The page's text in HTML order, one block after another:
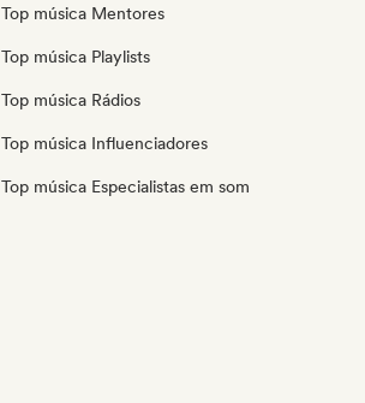
Top música Mentores
Top música Playlists
Top música Rádios
Top música Influenciadores
Top música Especialistas em som